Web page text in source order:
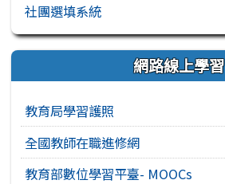
社團選填系統
網路線上學習
教育局學習護照
全國教師在職進修網
教育部數位學習平臺- MOOCs